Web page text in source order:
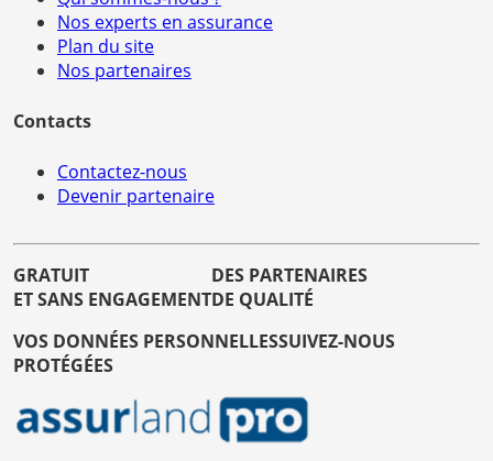
Nos experts en assurance
Plan du site
Nos partenaires
Contacts
Contactez-nous
Devenir partenaire
GRATUIT
ET SANS ENGAGEMENT
DES PARTENAIRES
DE QUALITÉ
VOS DONNÉES PERSONNELLES
PROTÉGÉES
SUIVEZ-NOUS